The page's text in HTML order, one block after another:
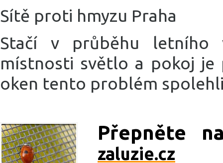
Sítě proti hmyzu Praha
Stačí v průběhu
místnosti světlo a pokoj je
oken tento problém
Přepněte
zaluzie.cz